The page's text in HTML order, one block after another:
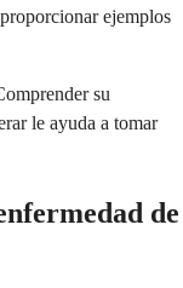
ejemplos
su
le ayuda a tomar
de